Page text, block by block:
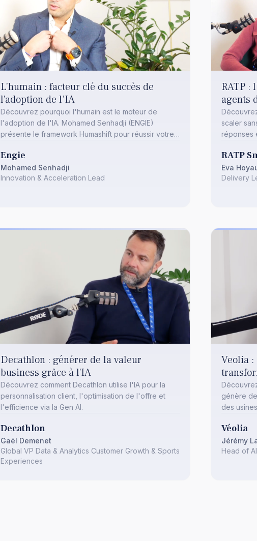
L’humain : facteur clé du succès de
l'adoption de l’IA
Découvrez pourquoi l'humain est le moteur de
l'adoption de l'IA. Mohamed Senhadji (ENGIE)
présente le framework Humashift pour réussir votre
Engie
Mohamed Senhadji
Innovation & Acceleration Lead
RATP :
agents
scaler
réponses
RATP
Eva
Delivery
Decathlon : générer de la valeur
business grâce à l'IA
Découvrez comment Decathlon utilise l'IA pour la
personnalisation client, l'optimisation de l'offre et
l'efficience via la Gen AI.
Decathlon
Gaël Demenet
Global VP Data & Analytics Customer Growth & Sports
Experiences
Veolia
génère
des
Véolia
Jérémy
Head of